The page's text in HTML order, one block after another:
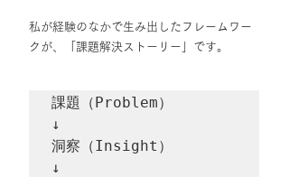
私が経験のなかで生み出したフレームワー
クが、「課題解決ストーリー」です。
課題（Problem）
↓
洞察（Insight）
↓